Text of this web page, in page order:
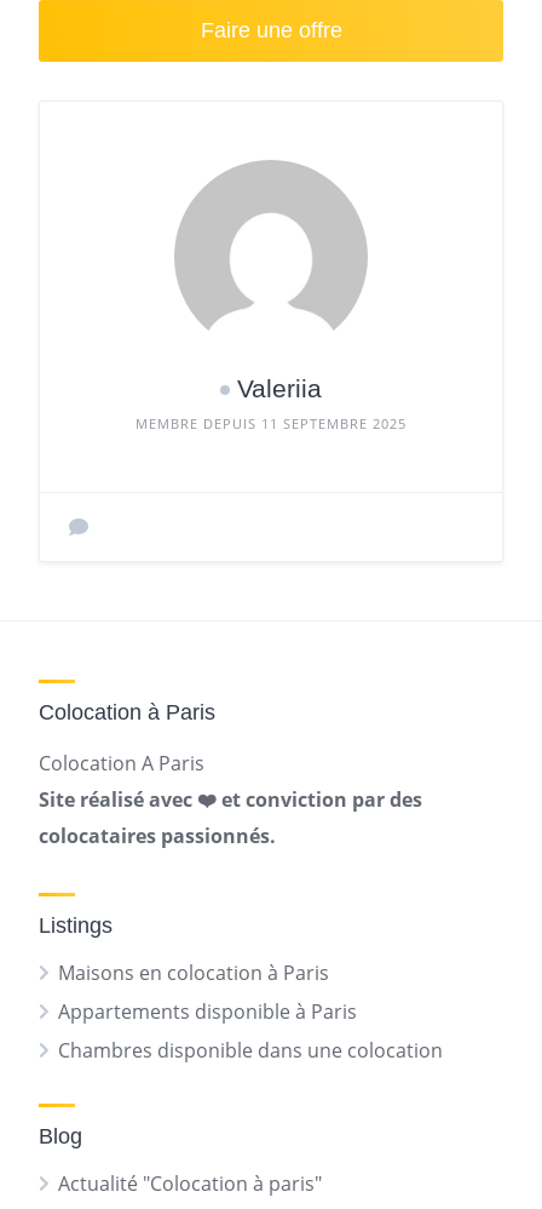
Faire une offre
Valeriia
MEMBRE DEPUIS 11 SEPTEMBRE 2025
Colocation à Paris
Colocation A Paris
Site réalisé avec ❤️ et conviction par des
colocataires passionnés.
Listings
Maisons en colocation à Paris
Appartements disponible à Paris
Chambres disponible dans une colocation
Blog
Actualité "Colocation à paris"